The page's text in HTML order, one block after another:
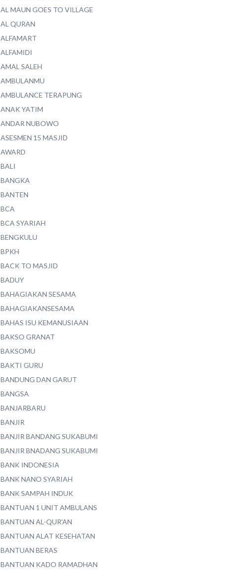
AL MAUN GOES TO VILLAGE
AL QURAN
ALFAMART
ALFAMIDI
AMAL SALEH
AMBULANMU
AMBULANCE TERAPUNG
ANAK YATIM
ANDAR NUBOWO
ASESMEN 15 MASJID
AWARD
BALI
BANGKA
BANTEN
BCA
BCA SYARIAH
BENGKULU
BPKH
BACK TO MASJID
BADUY
BAHAGIAKAN SESAMA
BAHAGIAKANSESAMA
BAHAS ISU KEMANUSIAAN
BAKSO GRANAT
BAKSOMU
BAKTI GURU
BANDUNG DAN GARUT
BANGSA
BANJARBARU
BANJIR
BANJIR BANDANG SUKABUMI
BANJIR BNADANG SUKABUMI
BANK INDONESIA
BANK NANO SYARIAH
BANK SAMPAH INDUK
BANTUAN 1 UNIT AMBULANS
BANTUAN AL-QUR'AN
BANTUAN ALAT KESEHATAN
BANTUAN BERAS
BANTUAN KADO RAMADHAN